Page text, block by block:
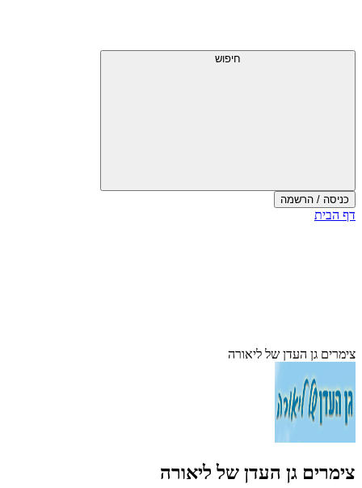
חיפוש
כניסה / הרשמה
דף הבית
צימרים גן העדן של ליאורה
צימרים גן העדן של ליאורה